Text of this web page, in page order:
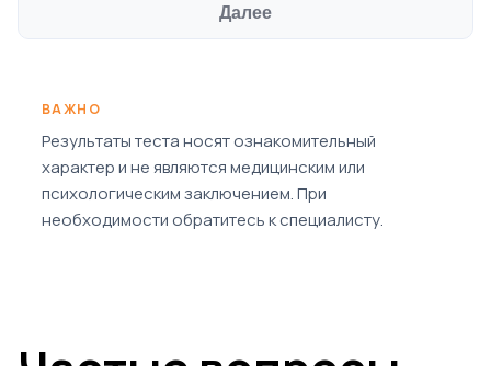
Далее
ВАЖНО
Результаты теста носят ознакомительный
характер и не являются медицинским или
психологическим заключением. При
необходимости обратитесь к специалисту.